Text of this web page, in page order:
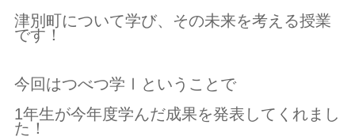
津別町について学び、その未来を考える授業
です！
今回はつべつ学Ⅰということで
1年生が今年度学んだ成果を発表してくれまし
た！